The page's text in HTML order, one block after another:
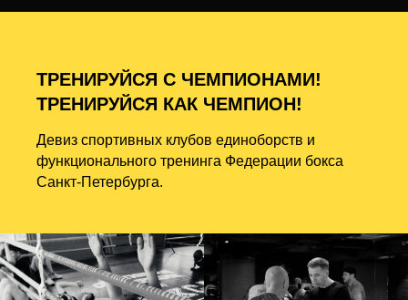
ТРЕНИРУЙСЯ С ЧЕМПИОНАМИ!
ТРЕНИРУЙСЯ КАК ЧЕМПИОН!
Девиз спортивных клубов единоборств и
функционального тренинга Федерации бокса
Санкт-Петербурга.